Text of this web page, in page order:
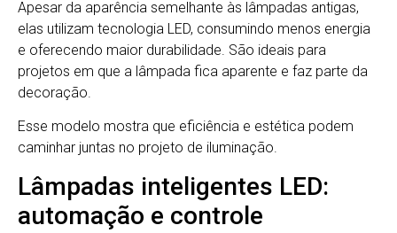
Apesar da aparência semelhante às lâmpadas antigas,
elas utilizam tecnologia LED, consumindo menos energia
e oferecendo maior durabilidade. São ideais para
projetos em que a lâmpada fica aparente e faz parte da
decoração.
Esse modelo mostra que eficiência e estética podem
caminhar juntas no projeto de iluminação.
Lâmpadas inteligentes LED:
automação e controle